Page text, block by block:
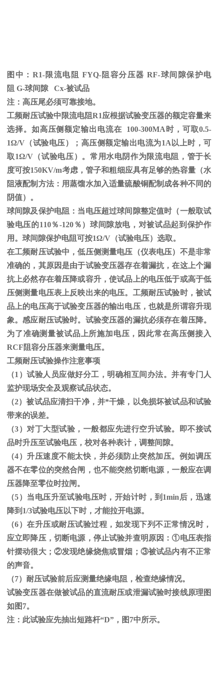
图中： R1-限流电阻 FYQ-阻容分压器 RF-球间隙保护电
阻 G-球间隙 Cx-被试品
注：高压尾必须可靠接地。
工频耐压试验中限流电阻R1应根据试验变压器的额定容量来
选择。如高压侧额定输出电流在 100-300MA 时，可取0.5-
1Ω/V（试验电压）；高压侧额定输出电流为1A 以上时，可
取1Ω/V（试验电压）。常用水电阴作为限流电阻，管于长
度可按150KV/m考虑，管子和粗细应具有足够的热容量（水
阻液配制方法：用蒸馏水加入适量硫酸铜配制成各种不同的
阴值）。
球间隙及保护电阻：当电压超过球间隙整定值时（一般取试
验电压的110％-120％）球间隙放电，对被试品起到保护作
用。球间隙保护电阻可按1Ω/V（试验电压）选取。
在工频耐压试验中，低压侧测量电压（仪表电压）不是非常
准确的，其原因是由于试验变压器存在着漏抗，在这上个漏
抗上必然存在着压降或容升，使试品上的电压低于或高于低
压侧测量电压表上反映出来的电压。工频耐压试验时，被试
品上的电压高于试验变压器的输出电压，也就是所谓容升现
象。感应耐压试验时。试验变压器的漏抗必须存在着压降。
为了准确测量被试品上所施加电压，因此常在高压侧接入
RCF阻容分压器来测量电压。
工频耐压试验操作注意事项
（1 ）试验人员应做好分工，明确相互间办法。并有专门人
监护现场安全及观察试品状态。
（2）被试品应清扫干净，并*干燥，以免损坏被试品和试验
带来的误差。
（3）对丁大型试验，一般都应先进行空升试验。即不接试
品时升压至试验电压，校对各种表计，调整间隙。
（4）升压速度不能太快，并必须防止突然加压。例如调压
器不在零位的突然合闸，也不能突然切断电源，一般应在调
压器降至零位时拉闸。
（5）当电压升至试验电压时，开始计时，到 1min 后，迅速
降到 1/3试验电压以下时，才能拉开电源。
（6）在升压或耐压试验过程，如发现下列不正常情况时，
应立即降压，切断电源，停止试验并查明原因：①电压表指
针摆动很大； ②发现绝缘烧焦或冒烟； ③被试品内有不正常
的声音。
（7）耐压试验前后应测量绝缘电阻，检查绝缘情况。
试验变压器在做被试品的直流耐压或泄漏试验时接线原理图
如图 7。
注：此试验应先抽出短路杆“D”，图 7中所示。